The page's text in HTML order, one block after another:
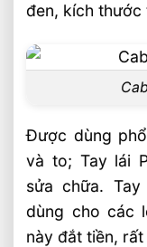
đen, kích thước
Được dùng
và to; Tay lái
sửa chữa.
dùng cho các
này đắt tiền,